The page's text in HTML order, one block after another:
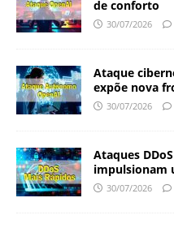
de conforto
30/07/2026
Ataque
expõe nova
30/07/2026
Ataques
impulsionam
30/07/2026